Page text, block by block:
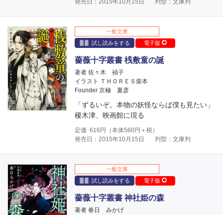
発売日：2015年10月15日
判型：文庫判
一般文庫
試し読みをする
電子版
薔薇十字叢書 桟敷童の誕
著者 佐々木 禎子
イラスト ＴＨＯＲＥＳ柴本
Founder 京極 夏彦
「ずるいぞ。本物の妖怪ならば僕も見たい」
榎木津、映画館に現る
定価 616 円（本体560円＋税）
発売日：2015年10月15日
判型：文庫判
一般文庫
試し読みをする
電子版
薔薇十字叢書 神社姫の森
著者 春日 みかげ